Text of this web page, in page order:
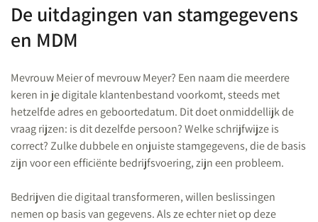
De uitdagingen van stamgegevens
en MDM
Mevrouw Meier of mevrouw Meyer? Een naam die meerdere
keren in je digitale klantenbestand voorkomt, steeds met
hetzelfde adres en geboortedatum. Dit doet onmiddellijk de
vraag rijzen: is dit dezelfde persoon? Welke schrijfwijze is
correct? Zulke dubbele en onjuiste stamgegevens, die de basis
zijn voor een efficiënte bedrijfsvoering, zijn een probleem.
Bedrijven die digitaal transformeren, willen beslissingen
nemen op basis van gegevens. Als ze echter niet op deze